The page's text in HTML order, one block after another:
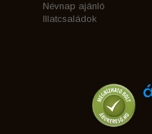
Névnap ajánló
Illatcsaládok